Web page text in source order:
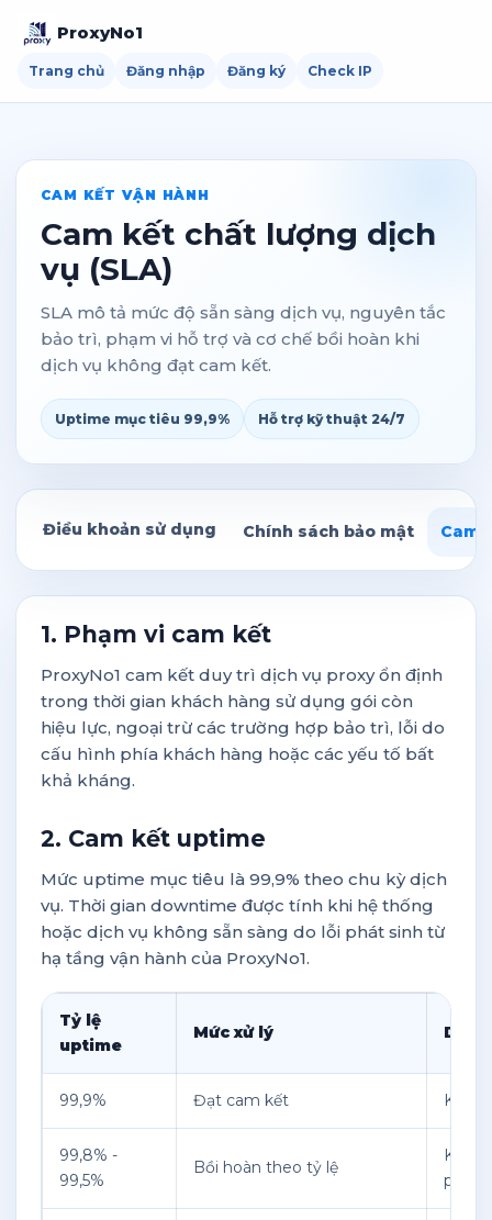
ProxyNo1
Trang chủ Đăng nhập Đăng ký Check IP
CAM KẾT VẬN HÀNH
Cam kết chất lượng dịch
vụ (SLA)
SLA mô tả mức độ sẵn sàng dịch vụ, nguyên tắc
bảo trì, phạm vi hỗ trợ và cơ chế bồi hoàn khi
dịch vụ không đạt cam kết.
Uptime mục tiêu 99,9% Hỗ trợ kỹ thuật 24/7
Điều khoản sử dụng Chính sách bảo mật Cam
1. Phạm vi cam kết
ProxyNo1 cam kết duy trì dịch vụ proxy ổn định
trong thời gian khách hàng sử dụng gói còn
hiệu lực, ngoại trừ các trường hợp bảo trì, lỗi do
cấu hình phía khách hàng hoặc các yếu tố bất
khả kháng.
2. Cam kết uptime
Mức uptime mục tiêu là 99,9% theo chu kỳ dịch
vụ. Thời gian downtime được tính khi hệ thống
hoặc dịch vụ không sẵn sàng do lỗi phát sinh từ
hạ tầng vận hành của ProxyNo1.
Tỷ lệ
uptime
Mức xử lý
99,9% Đạt cam kết
99,8% -
99,5%
Bồi hoàn theo tỷ lệ
phút